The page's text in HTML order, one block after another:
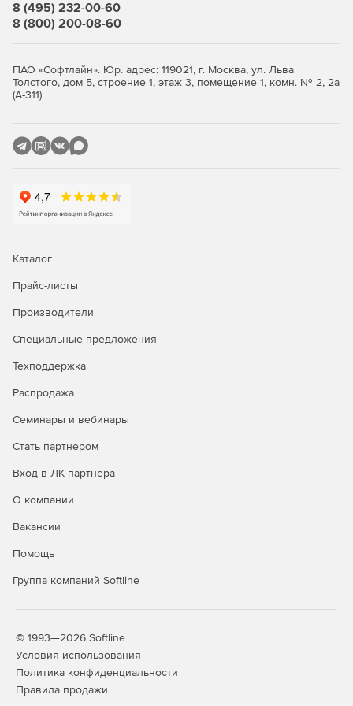
Доступ к полному комплекту архитектурных рабочих
Фотореалистичная визуализация с использованием
как стандартных средств AutoCAD, так и специального
Встроенная анимация.
Фундаменты в одном сеансе работы.
8 (495) 232-00-60
8 (800) 200-08-60
ПАО «Софтлайн». Юр. адрес: 119021, г. Москва, ул. Льва
Толстого, дом 5, строение 1, этаж 3, помещение 1, комн. № 2, 2а
(А-311)
Каталог
Прайс-листы
Производители
Специальные предложения
Техподдержка
Распродажа
Семинары и вебинары
Стать партнером
Вход в ЛК партнера
О компании
Вакансии
Помощь
Группа компаний Softline
© 1993—2026 Softline
Условия использования
Политика конфиденциальности
Правила продажи